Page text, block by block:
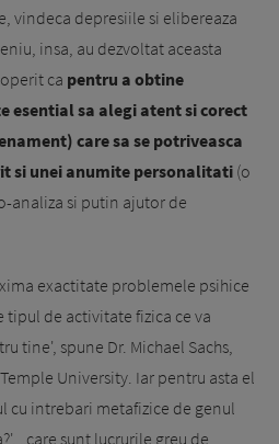
vindeca depresiile si elibereaza
insa, au dezvoltat aceasta
ca pentru a obtine
esential sa alegi atent si corect
care sa se potriveasca
si unei anumite personalitati (o
analiza si putin ajutor de
exactitate problemele psihice
de activitate fizica ce va
tine', spune Dr. Michael Sachs,
University. Iar pentru asta el
cu intrebari metafizice de genul
„care sunt lucrurile greu de